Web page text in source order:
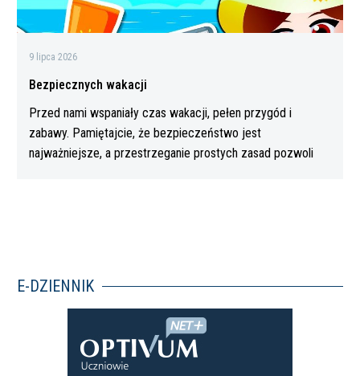
9 lipca 2026
Bezpiecznych wakacji
Przed nami wspaniały czas wakacji, pełen przygód i
zabawy. Pamiętajcie, że bezpieczeństwo jest
najważniejsze, a przestrzeganie prostych zasad pozwoli
E-DZIENNIK